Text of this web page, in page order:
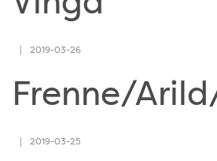
2019-03-26
Frenne/
2019-03-25